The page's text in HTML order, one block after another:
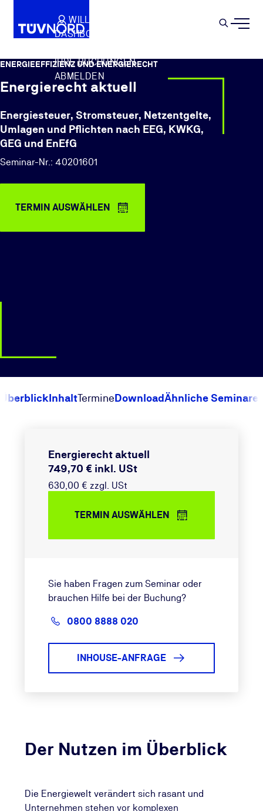
Springe zum Hauptinhalt
WILLKOMMEN
DASHBOARD
IHRE BUCHUNGEN
ABMELDEN
ENERGIEEFFIZIENZ UND ENERGIERECHT
Energierecht aktuell
Energiesteuer, Stromsteuer, Netzentgelte,
Umlagen und Pflichten nach EEG, KWKG,
GEG und EnEfG
Seminar-Nr.: 40201601
TERMIN AUSWÄHLEN
ÜberblickInhaltTermineDownloadÄhnliche Seminare
Der Nutzen im Überblick
Die Energiewelt verändert sich rasant und
Unternehmen stehen vor komplexen
Energierecht aktuell
749,70 € inkl. USt
630,00 € zzgl. USt
TERMIN AUSWÄHLEN
Sie haben Fragen zum Seminar oder
brauchen Hilfe bei der Buchung?
0800 8888 020
INHOUSE-ANFRAGE